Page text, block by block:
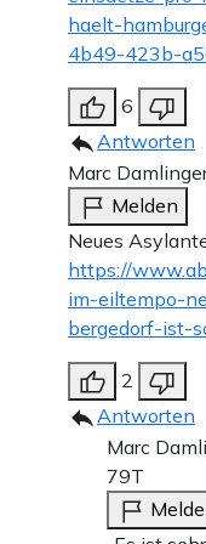
haelt-
4b49-423b-
6
Antworten
Marc
Melden
Neues
https://
im-eiltempo-
bergedorf-ist-
2
Antworten
Marc
79T